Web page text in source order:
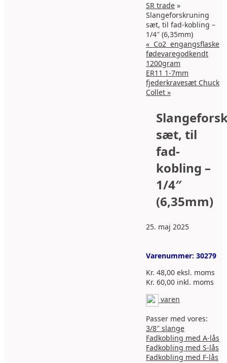
SR trade »
Slangeforskruning
sæt, til fad-kobling –
1/4″ (6,35mm)
« Co2 engangsflaske
fødevaregodkendt
1200gram
ER11 1-7mm
fjederkravesæt Chuck
Collet »
sæt, til
fad-
kobling –
1/4″
(6,35mm)
25. maj 2025
Varenummer: 30279
Kr. 48,00 eksl. moms
Kr. 60,00 inkl. moms
varen
Passer med vores:
3/8″ slange
Fadkobling med A-lås
Fadkobling med S-lås
Fadkobling med F-lås